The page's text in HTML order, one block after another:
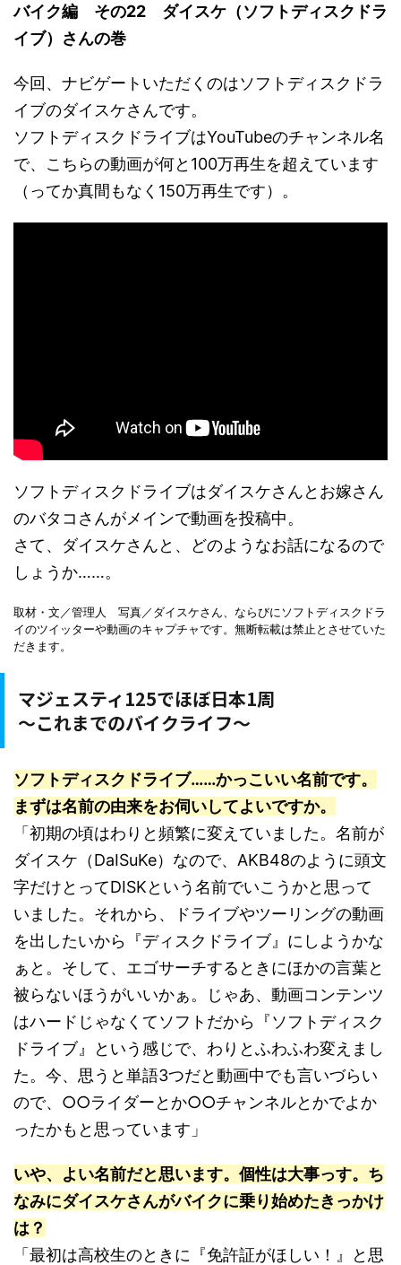
バイク編 その22 ダイスケ（ソフトディスクドラ
イブ）さんの巻
今回、ナビゲートいただくのはソフトディスクドラ
イブのダイスケさんです。
ソフトディスクドライブはYouTubeのチャンネル名
で、こちらの動画が何と100万再生を超えています
（ってか真間もなく150万再生です）。
ソフトディスクドライブはダイスケさんとお嫁さん
のバタコさんがメインで動画を投稿中。
さて、ダイスケさんと、どのようなお話になるので
しょうか……。
取材・文／管理人 写真／ダイスケさん、ならびにソフトディスクドラ
イのツイッターや動画のキャプチャです。無断転載は禁止とさせていた
だきます。
マジェスティ125でほぼ日本1周
～これまでのバイクライフ～
ソフトディスクドライブ……かっこいい名前です。
まずは名前の由来をお伺いしてよいですか。
「初期の頃はわりと頻繁に変えていました。名前が
ダイスケ（DaISuKe）なので、AKB48のように頭文
字だけとってDISKという名前でいこうかと思って
いました。それから、ドライブやツーリングの動画
を出したいから『ディスクドライブ』にしようかな
ぁと。そして、エゴサーチするときにほかの言葉と
被らないほうがいいかぁ。じゃあ、動画コンテンツ
はハードじゃなくてソフトだから『ソフトディスク
ドライブ』という感じで、わりとふわふわ変えまし
た。今、思うと単語3つだと動画中でも言いづらい
ので、○○ライダーとか○○チャンネルとかでよか
ったかもと思っています」
いや、よい名前だと思います。個性は大事っす。ち
なみにダイスケさんがバイクに乗り始めたきっかけ
は？
「最初は高校生のときに『免許証がほしい！』と思